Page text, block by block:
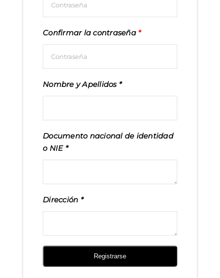
Confirmar la contraseña *
Nombre y Apellidos
Documento nacional de identidad
o NIE
Dirección
Registrarse